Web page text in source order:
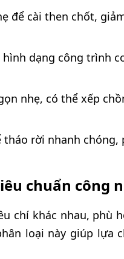
để cài then chốt,
dạng công trình
nhẹ, có thể xếp
rời nhanh
chuẩn công
chí khác nhau, phù
loại này giúp lựa